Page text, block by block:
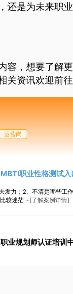
还是为未来职
容，想要了解
关资讯欢迎前往
运营岗
MBTI职业性格测试
发力；2、不清楚哪些工
较迷茫 ···[了解案例详情]
业规划师认证培训